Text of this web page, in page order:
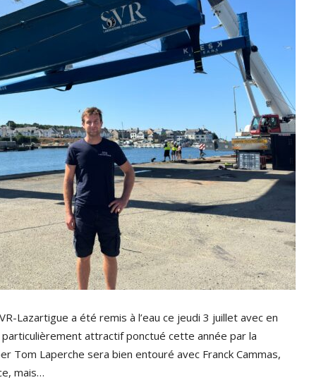
Lazartigue a été remis à l’eau ce jeudi 3 juillet avec en
attractif ponctué cette année par la
Tom Laperche sera bien entouré avec Franck Cammas,
mais…